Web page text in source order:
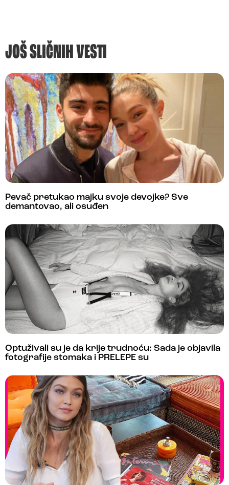
JOŠ SLIČNIH VESTI
Pevač pretukao majku svoje devojke? Sve
demantovao, ali osuđen
Optuživali su je da krije trudnoću: Sada je objavila
fotografije stomaka i PRELEPE su